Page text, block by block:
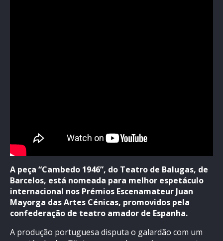
A peça “Cambedo 1946”, do Teatro de Balugas, de
Barcelos, está nomeada para melhor espetáculo
internacional nos Prémios Escenamateur Juan
Mayorga das Artes Cénicas, promovidos pela
confederação de teatro amador de Espanha.
A produção portuguesa disputa o galardão com um